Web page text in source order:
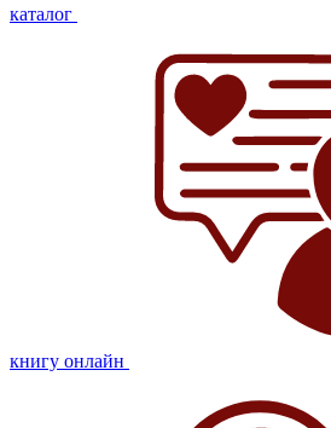
каталог
книгу онлайн